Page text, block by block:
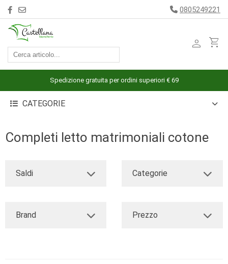
ACCESSORI
ARREDAMENTO
BIANCHERIA
CUCINA
MARE
OUTLET
0805249221
person shopping_cart
Spedizione gratuita per ordini superiori € 69
CATEGORIE
Completi letto matrimoniali cotone
Saldi Categorie
Brand Prezzo